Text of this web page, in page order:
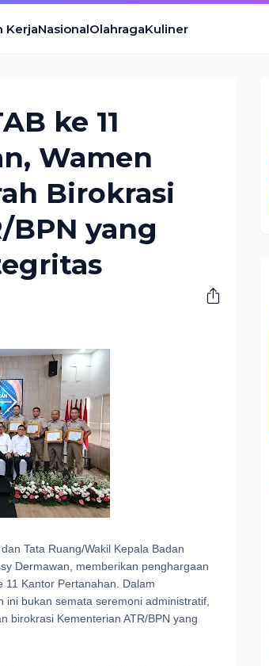
KerjaNasionalOlahragaKuliner
ke 11
Wamen
Birokrasi
BPN yang
Tata Ruang/Wakil Kepala Badan
Dermawan, memberikan penghargaan
11 Kantor Pertanahan. Dalam
bukan semata seremoni administratif,
birokrasi Kementerian ATR/BPN yang